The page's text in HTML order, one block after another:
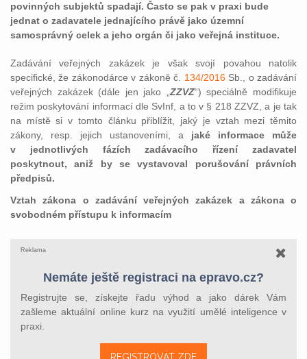
povinných subjektů spadají. Často se pak v praxi bude
jednat o zadavatele jednajícího právě jako územní
samosprávný celek a jeho orgán či jako veřejná instituce.
Zadávání veřejných zakázek je však svojí povahou natolik
specifické, že zákonodárce v zákoně č. 134/2016Sb., o zadávání
veřejných zakázek (dále jen jako „ ZZVZ“) speciálně modifikuje
režim poskytování informací dle SvInf, a to v § 218 ZZVZ, a je tak
na místě si v tomto článku přiblížit, jaký je vztah mezi těmito
zákony, resp. jejich ustanoveními, a jaké informace může
v jednotlivých fázích zadávacího řízení zadavatel
poskytnout, aniž by se vystavoval porušování právních
předpisů.
Vztah zákona o zadávání veřejných zakázek a zákona o
svobodném přístupu k informacím
Reklama
Nemáte ještě registraci na epravo.cz?
Registrujte se, získejte řadu výhod a jako dárek Vám
zašleme aktuální online kurz na využití umělé inteligence v
praxi.